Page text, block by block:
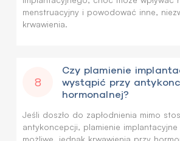
menstruacyjny i powodować inne,
krwawienia.
8
Czy plamienie
wystąpić przy
hormonalnej?
Jeśli doszło do zapłodnienia mimo
antykoncepcji, plamienie
możliwe, jednak krwawienia przy